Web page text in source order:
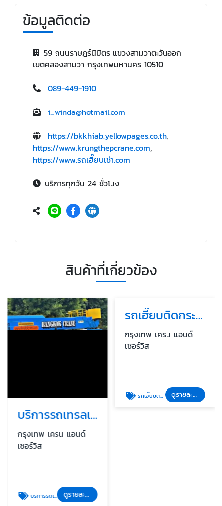
ข้อมูลติดต่อ
59 ถนนราษฎร์นิมิตร แขวงสามวาตะวันออก
เขตคลองสามวา กรุงเทพมหานคร 10510
089-449-1910
i_winda@hotmail.com
https://bkkhiab.yellowpages.co.th,
https://www.krungthepcrane.com,
https://www.รถเฮี๊ยบเช่า.com
บริการทุกวัน 24 ชั่วโมง
สินค้าที่เกี่ยวข้อง
บริการรถเทรลเลอร์พื้นต่ำ (Lowbed) ขนย้ายเครื่องจักรหนัก
กรุงเทพ เครน แอนด์
เซอร์วิส
บริการรถเทรลเลอร์พื้นต่ำ (Lowbed) ขนย้ายเครื่องจักรหนัก ดูรายละเอียด
รถเฮี๊ยบติดกระเช้า (Crane with Basket)
กรุงเทพ เครน แอนด์
เซอร์วิส
รถเฮี๊ยบติดกระเช้า (Crane with Basket) ดูรายละเอียด